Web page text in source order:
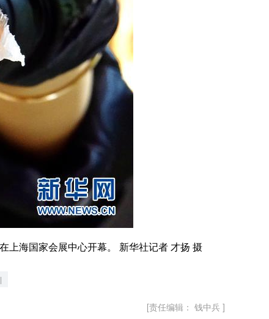
海国家会展中心开幕。 新华社记者 才扬 摄
[责任编辑： 钱中兵 ]